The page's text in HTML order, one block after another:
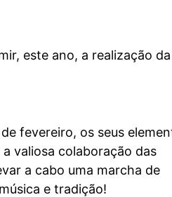
este ano, a realização da
fevereiro, os seus
valiosa colaboração das
a cabo uma marcha de
e tradição!